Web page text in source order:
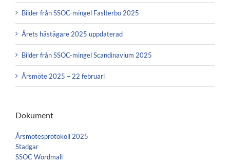
Bilder från SSOC-mingel Faslterbo 2025
Årets hästägare 2025 uppdaterad
Bilder från SSOC-mingel Scandinavium 2025
Årsmöte 2025 – 22 februari
Dokument
Årsmötesprotokoll 2025
Stadgar
SSOC Wordmall